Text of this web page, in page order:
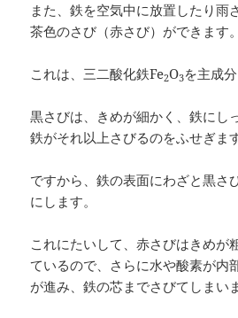
また、鉄を空気中に放置したり雨
茶色のさび（赤さび）ができます。
これは、三二酸化鉄Fe2O3を主成
黒さびは、きめが細かく、鉄にし
鉄がそれ以上さびるのをふせぎます
ですから、鉄の表面にわざと黒さ
にします。
これにたいして、赤さびはきめが
ているので、さらに水や酸素が内
が進み、鉄の芯までさびてしまい